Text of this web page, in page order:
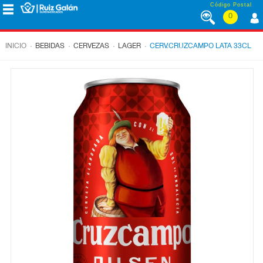
Saltar al contenido Código Postal
0
CORPORATIVO
INICIO . BEBIDAS . CERVEZAS . LAGER . CERV.CRUZCAMPO LATA 33CL